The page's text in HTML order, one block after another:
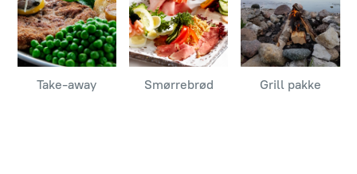
Take-away Smørrebrød Grill pakke